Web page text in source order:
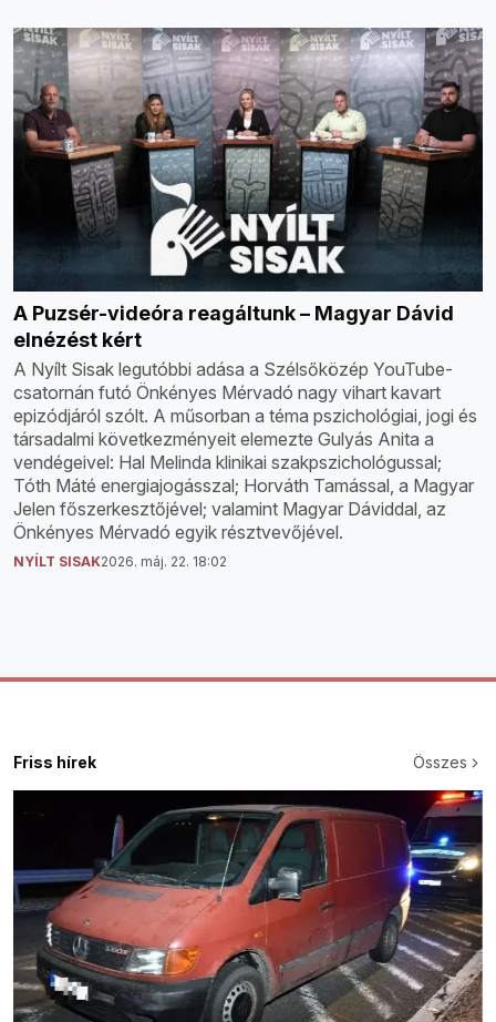
A Puzsér-videóra reagáltunk – Magyar Dávid
elnézést kért
A Nyílt Sisak legutóbbi adása a Szélsőközép YouTube-
csatornán futó Önkényes Mérvadó nagy vihart kavart
epizódjáról szólt. A műsorban a téma pszichológiai, jogi és
társadalmi következményeit elemezte Gulyás Anita a
vendégeivel: Hal Melinda klinikai szakpszichológussal;
Tóth Máté energiajogásszal; Horváth Tamással, a Magyar
Jelen főszerkesztőjével; valamint Magyar Dáviddal, az
Önkényes Mérvadó egyik résztvevőjével.
NYÍLT SISAK2026. máj. 22. 18:02
Friss hírek Összes